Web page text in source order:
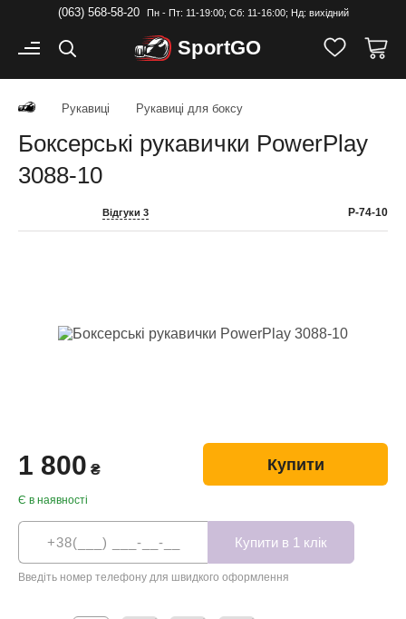
(063) 568-58-20 Пн - Пт: 11-19:00; Cб: 11-16:00; Нд: вихідний
SportGO
Рукавиці Рукавиці для боксу
Боксерські рукавички PowerPlay
3088-10
Відгуки 3 P-74-10
1 800 ₴
Є в наявності
Купити
Введіть номер телефону для швидкого оформлення